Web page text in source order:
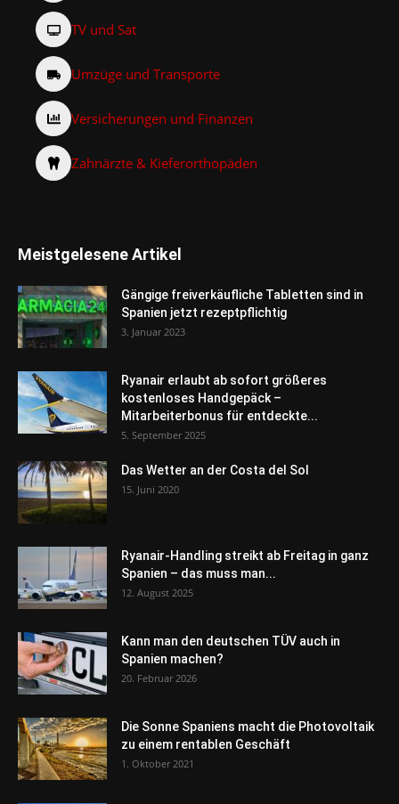
TV und Sat
Umzüge und Transporte
Versicherungen und Finanzen
Zahnärzte & Kieferorthopäden
Meistgelesene Artikel
Gängige freiverkäufliche Tabletten sind in
Spanien jetzt rezeptpflichtig
3. Januar 2023
Ryanair erlaubt ab sofort größeres
kostenloses Handgepäck –
Mitarbeiterbonus für entdeckte...
5. September 2025
Das Wetter an der Costa del Sol
15. Juni 2020
Ryanair-Handling streikt ab Freitag in ganz
Spanien – das muss man...
12. August 2025
Kann man den deutschen TÜV auch in
Spanien machen?
20. Februar 2026
Die Sonne Spaniens macht die Photovoltaik
zu einem rentablen Geschäft
1. Oktober 2021